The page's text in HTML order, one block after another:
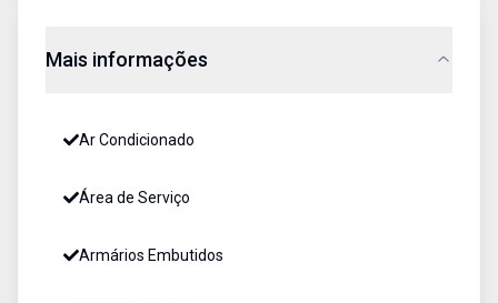
Mais informações
Ar Condicionado
Área de Serviço
Armários Embutidos